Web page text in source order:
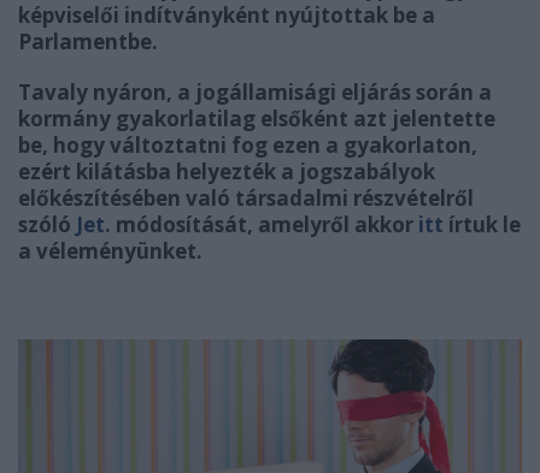
képviselői indítványként nyújtottak be a
Parlamentbe.
Tavaly nyáron, a jogállamisági eljárás során a
kormány gyakorlatilag elsőként azt jelentette
be, hogy változtatni fog ezen a gyakorlaton,
ezért kilátásba helyezték a jogszabályok
előkészítésében való társadalmi részvételről
szóló Jet. módosítását, amelyről akkor itt írtuk le
a véleményünket.